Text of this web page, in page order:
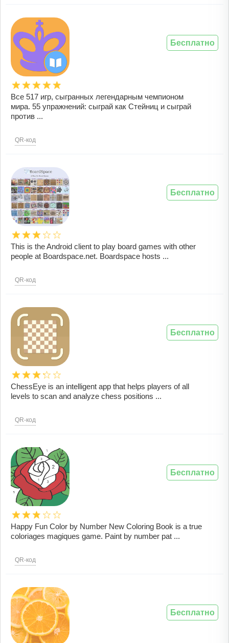
Все 517 игр, сыгранных легендарным чемпионом
мира. 55 упражнений: сыграй как Стейниц и сыграй
против ...
QR-код
Бесплатно
This is the Android client to play board games with other
people at Boardspace.net. Boardspace hosts ...
QR-код
Бесплатно
ChessEye is an intelligent app that helps players of all
levels to scan and analyze chess positions ...
QR-код
Бесплатно
Happy Fun Color by Number New Coloring Book is a true
coloriages magiques game. Paint by number pat ...
QR-код
Бесплатно
Бесплатно